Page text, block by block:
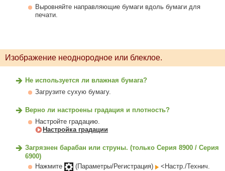
Выровняйте направляющие бумаги вдоль бумаги для
печати.
Изображение неоднородное или блеклое.
Не используется ли влажная бумага?
Загрузите сухую бумагу.
Верно ли настроены градация и плотность?
Настройте градацию.
Настройка градации
Загрязнен барабан или струны. (только Серия 8900 / Серия
6900)
Нажмите
(Параметры/Регистрация)
<Настр./Технич.